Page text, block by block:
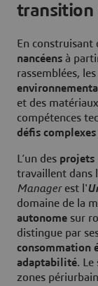
transition
En construisant
nancéens à
rassemblées,
environnemental
et des
compétences
défis
L’un des projets
travaillent dans
Managerest l'
domaine de la
autonome sur
distingue par
consommation
adaptabilité. Le
zones